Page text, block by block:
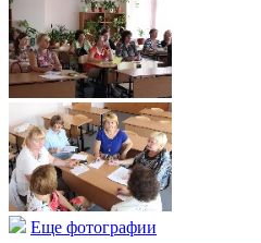
Еще фотографии